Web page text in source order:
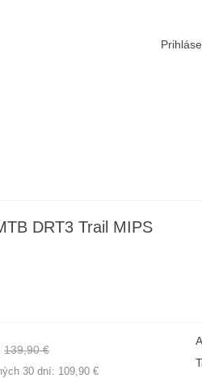
DRT3 Trail MIPS
139,90 €
30 dní: 109,90 €